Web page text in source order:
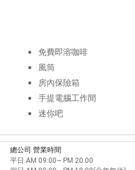
免費即溶咖啡
風筒
房內保險箱
手提電腦工作間
迷你吧